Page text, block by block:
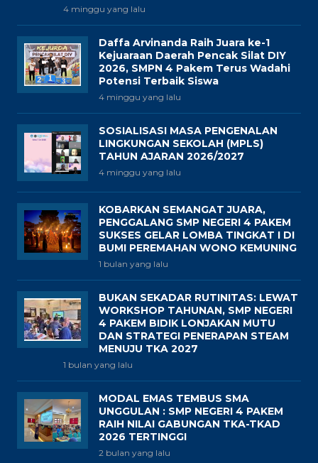
4 minggu yang lalu
Daffa Arvinanda Raih Juara ke-1
Kejuaraan Daerah Pencak Silat DIY
2026, SMPN 4 Pakem Terus Wadahi
Potensi Terbaik Siswa
4 minggu yang lalu
SOSIALISASI MASA PENGENALAN
LINGKUNGAN SEKOLAH (MPLS)
TAHUN AJARAN 2026/2027
4 minggu yang lalu
KOBARKAN SEMANGAT JUARA,
PENGGALANG SMP NEGERI 4 PAKEM
SUKSES GELAR LOMBA TINGKAT I DI
BUMI PEREMAHAN WONO KEMUNING
1 bulan yang lalu
BUKAN SEKADAR RUTINITAS: LEWAT
WORKSHOP TAHUNAN, SMP NEGERI
4 PAKEM BIDIK LONJAKAN MUTU
DAN STRATEGI PENERAPAN STEAM
MENUJU TKA 2027
1 bulan yang lalu
MODAL EMAS TEMBUS SMA
UNGGULAN : SMP NEGERI 4 PAKEM
RAIH NILAI GABUNGAN TKA-TKAD
2026 TERTINGGI
2 bulan yang lalu